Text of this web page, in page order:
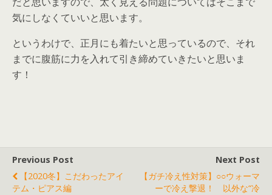
気にしなくていいと思います。
というわけで、正月にも着たいと思っているので、それ
までに腹筋に力を入れて引き締めていきたいと思いま
す！
Previous Post
【2020冬】こだわったアイ
テム・ピアス編
Next Post
【ガチ冷え性対策】○○ウォーマ
ーで冷え撃退！ 以外な“冷